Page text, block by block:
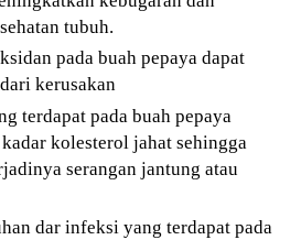
tubuh.
pada buah pepaya dapat
kerusakan
terdapat pada buah pepaya
kolesterol jahat sehingga
serangan jantung atau
dar infeksi yang terdapat pada